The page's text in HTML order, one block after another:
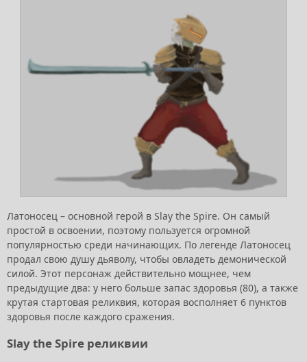
Латоносец – основной герой в Slay the Spire. Он самый
простой в освоении, поэтому пользуется огромной
популярностью среди начинающих. По легенде Латоносец
продал свою душу дьяволу, чтобы овладеть демонической
силой. Этот персонаж действительно мощнее, чем
предыдущие два: у него больше запас здоровья (80), а также
крутая стартовая реликвия, которая восполняет 6 пунктов
здоровья после каждого сражения.
Slay the Spire реликвии